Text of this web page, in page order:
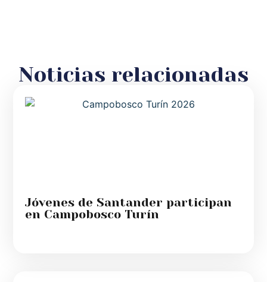
Noticias relacionadas
Jóvenes de Santander participan
en Campobosco Turín